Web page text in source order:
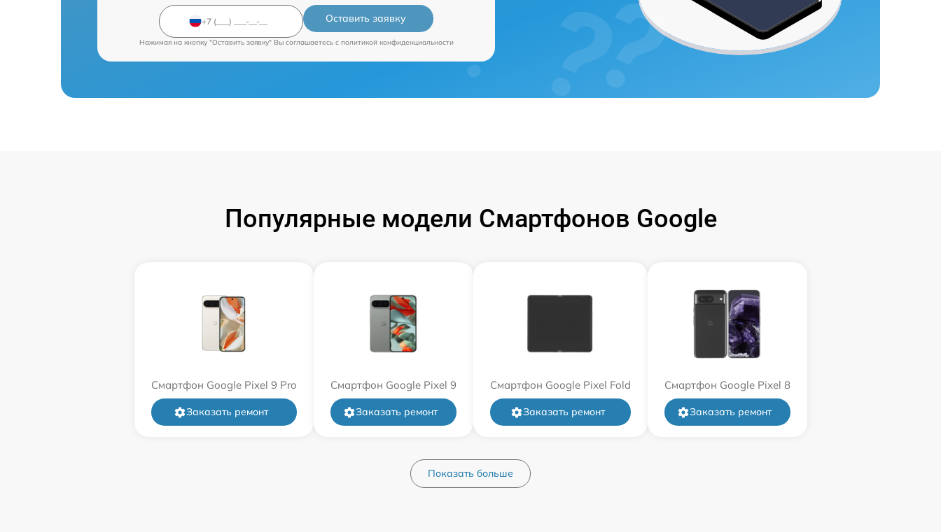
Оставить заявку
Нажимая на кнопку "Оставить заявку" Вы соглашаетесь c политикой конфиденциальности
Популярные модели Смартфонов Google
Смартфон Google Pixel 9 Pro
Заказать ремонт
Смартфон Google Pixel 9
Заказать ремонт
Смартфон Google Pixel Fold
Заказать ремонт
Смартфон Google Pixel 8
Заказать ремонт
Показать больше